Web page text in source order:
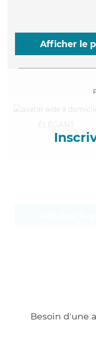
Afficher le
ÉLÉGANT
Besoin d'une